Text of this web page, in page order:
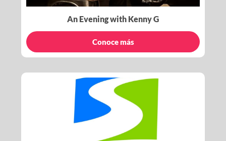
An Evening with Kenny G
Conoce más